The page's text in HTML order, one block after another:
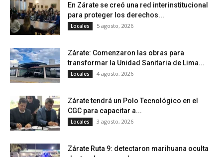
En Zárate se creó una red interinstitucional
para proteger los derechos...
Locales 5 agosto, 2026
Zárate: Comenzaron las obras para
transformar la Unidad Sanitaria de Lima...
Locales 4 agosto, 2026
Zárate tendrá un Polo Tecnológico en el
CGC para capacitar a...
Locales 3 agosto, 2026
Zárate Ruta 9: detectaron marihuana oculta